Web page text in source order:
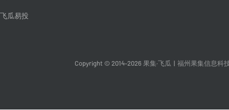
飞瓜易投
Copyright © 2014-2026 果集·飞瓜 福州果集信息科